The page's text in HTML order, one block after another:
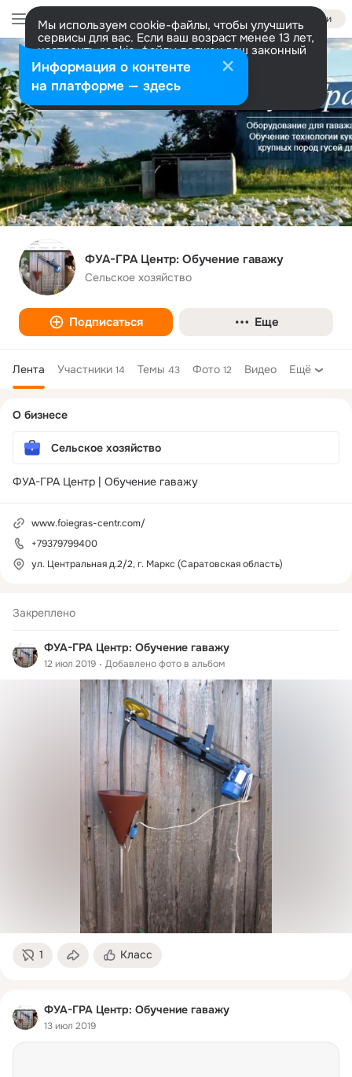
Войти
Мы используем cookie-файлы, чтобы улучшить
сервисы для вас. Если ваш возраст менее 13 лет,
настроить cookie-файлы должен ваш законный
представитель. Больше информации
Разрешить все Настроить
ФУА-ГРА Центр: Обучение гаважу
Сельское хозяйство
Подписаться Еще
Лента Участники 14 Темы 43 Фото 12 Видео Ещё
Закреплено
ФУА-ГРА Центр: Обучение гаважу
12 июл 2019 Добавлено фото в альбом
1 Класс
ФУА-ГРА Центр: Обучение гаважу
13 июл 2019
колонка
О бизнесе
Сельское хозяйство
ФУА-ГРА Центр | Обучение гаважу
www.foiegras-centr.com/
+79379799400
ул. Центральная д.2/2, г. Маркс (Саратовская область)
Информация о контенте
на платформе — здесь